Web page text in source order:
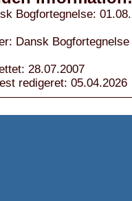
Bogfortegnelse:
Dansk Bogfortegnelse
28.07.2007
redigeret: 05.04.2026